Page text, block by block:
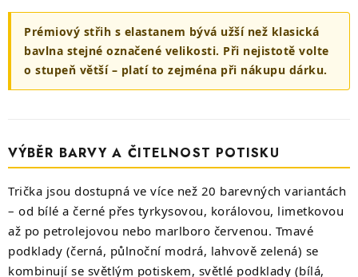
Prémiový střih s elastanem bývá užší než klasická
bavlna stejné označené velikosti. Při nejistotě volte
o stupeň větší – platí to zejména při nákupu dárku.
VÝBĚR BARVY A ČITELNOST POTISKU
Trička jsou dostupná ve více než 20 barevných variantách
– od bílé a černé přes tyrkysovou, korálovou, limetkovou
až po petrolejovou nebo marlboro červenou. Tmavé
podklady (černá, půlnoční modrá, lahvově zelená) se
kombinují se světlým potiskem, světlé podklady (bílá,